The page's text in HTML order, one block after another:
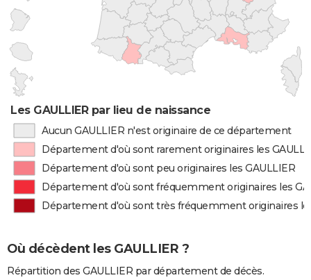
Les GAULLIER par lieu de naissance
Aucun GAULLIER n'est originaire de ce département
Département d'où sont rarement originaires les
Département d'où sont peu originaires les GAULLIER
Département d'où sont fréquemment originaires les
Département d'où sont très fréquemment originaires
Où décèdent les GAULLIER ?
Répartition des GAULLIER par département de décès.